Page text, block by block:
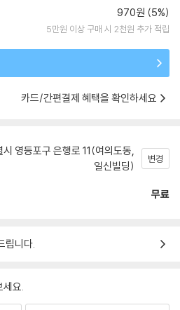
970원 (5%)
5만원 이상 구매 시 2천원 추가 적립
카드/간편결제 혜택을 확인하세요
시 영등포구 은행로 11(여의도동,
일신빌딩)
변경
무료
립니다.
세요.